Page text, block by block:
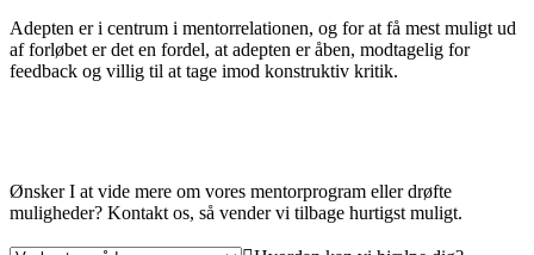
Adepten er i centrum i mentorrelationen, og for at få mest muligt ud
af forløbet er det en fordel, at adepten er åben, modtagelig for
feedback og villig til at tage imod konstruktiv kritik.
Ønsker I at vide mere om vores mentorprogram eller drøfte
muligheder? Kontakt os, så vender vi tilbage hurtigst muligt.